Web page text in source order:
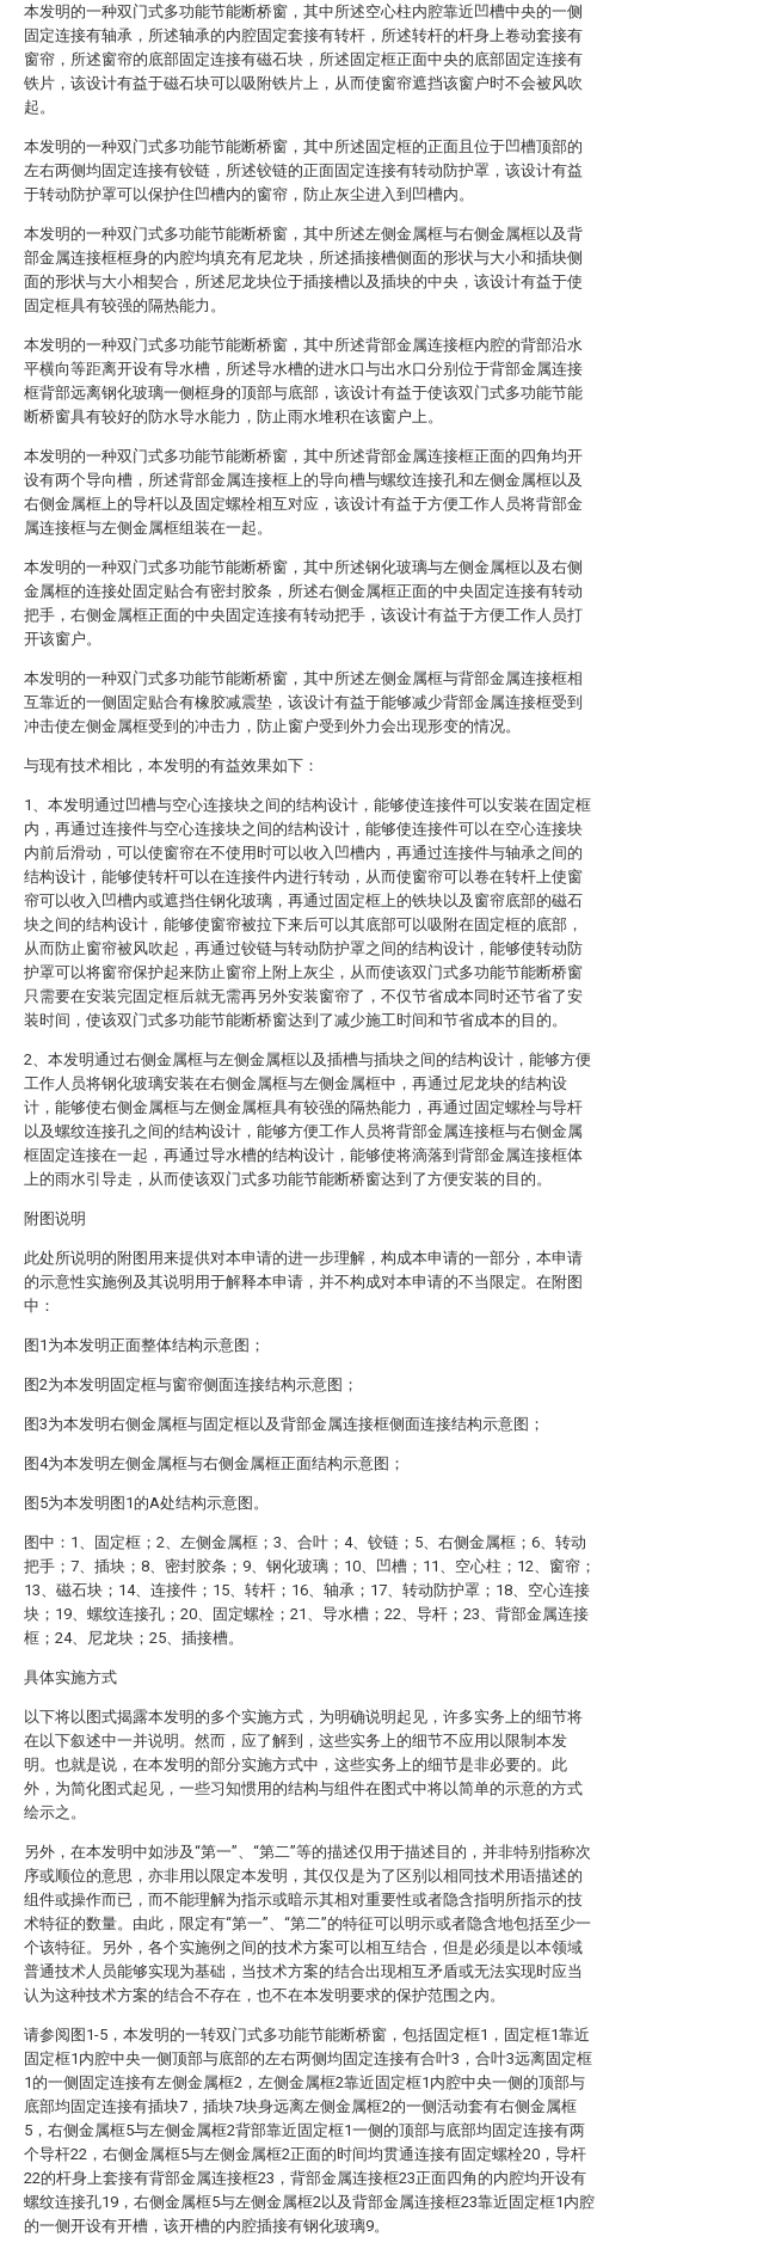
本发明的一种双门式多功能节能断桥窗，其中所述空心柱内腔靠近凹槽中央的一侧
固定连接有轴承，所述轴承的内腔固定套接有转杆，所述转杆的杆身上卷动套接有
窗帘，所述窗帘的底部固定连接有磁石块，所述固定框正面中央的底部固定连接有
铁片，该设计有益于磁石块可以吸附铁片上，从而使窗帘遮挡该窗户时不会被风吹
起。
本发明的一种双门式多功能节能断桥窗，其中所述固定框的正面且位于凹槽顶部的
左右两侧均固定连接有铰链，所述铰链的正面固定连接有转动防护罩，该设计有益
于转动防护罩可以保护住凹槽内的窗帘，防止灰尘进入到凹槽内。
本发明的一种双门式多功能节能断桥窗，其中所述左侧金属框与右侧金属框以及背
部金属连接框框身的内腔均填充有尼龙块，所述插接槽侧面的形状与大小和插块侧
面的形状与大小相契合，所述尼龙块位于插接槽以及插块的中央，该设计有益于使
固定框具有较强的隔热能力。
本发明的一种双门式多功能节能断桥窗，其中所述背部金属连接框内腔的背部沿水
平横向等距离开设有导水槽，所述导水槽的进水口与出水口分别位于背部金属连接
框背部远离钢化玻璃一侧框身的顶部与底部，该设计有益于使该双门式多功能节能
断桥窗具有较好的防水导水能力，防止雨水堆积在该窗户上。
本发明的一种双门式多功能节能断桥窗，其中所述背部金属连接框正面的四角均开
设有两个导向槽，所述背部金属连接框上的导向槽与螺纹连接孔和左侧金属框以及
右侧金属框上的导杆以及固定螺栓相互对应，该设计有益于方便工作人员将背部金
属连接框与左侧金属框组装在一起。
本发明的一种双门式多功能节能断桥窗，其中所述钢化玻璃与左侧金属框以及右侧
金属框的连接处固定贴合有密封胶条，所述右侧金属框正面的中央固定连接有转动
把手，右侧金属框正面的中央固定连接有转动把手，该设计有益于方便工作人员打
开该窗户。
本发明的一种双门式多功能节能断桥窗，其中所述左侧金属框与背部金属连接框相
互靠近的一侧固定贴合有橡胶减震垫，该设计有益于能够减少背部金属连接框受到
冲击使左侧金属框受到的冲击力，防止窗户受到外力会出现形变的情况。
与现有技术相比，本发明的有益效果如下：
1、本发明通过凹槽与空心连接块之间的结构设计，能够使连接件可以安装在固定框
内，再通过连接件与空心连接块之间的结构设计，能够使连接件可以在空心连接块
内前后滑动，可以使窗帘在不使用时可以收入凹槽内，再通过连接件与轴承之间的
结构设计，能够使转杆可以在连接件内进行转动，从而使窗帘可以卷在转杆上使窗
帘可以收入凹槽内或遮挡住钢化玻璃，再通过固定框上的铁块以及窗帘底部的磁石
块之间的结构设计，能够使窗帘被拉下来后可以其底部可以吸附在固定框的底部，
从而防止窗帘被风吹起，再通过铰链与转动防护罩之间的结构设计，能够使转动防
护罩可以将窗帘保护起来防止窗帘上附上灰尘，从而使该双门式多功能节能断桥窗
只需要在安装完固定框后就无需再另外安装窗帘了，不仅节省成本同时还节省了安
装时间，使该双门式多功能节能断桥窗达到了减少施工时间和节省成本的目的。
2、本发明通过右侧金属框与左侧金属框以及插槽与插块之间的结构设计，能够方便
工作人员将钢化玻璃安装在右侧金属框与左侧金属框中，再通过尼龙块的结构设
计，能够使右侧金属框与左侧金属框具有较强的隔热能力，再通过固定螺栓与导杆
以及螺纹连接孔之间的结构设计，能够方便工作人员将背部金属连接框与右侧金属
框固定连接在一起，再通过导水槽的结构设计，能够使将滴落到背部金属连接框体
上的雨水引导走，从而使该双门式多功能节能断桥窗达到了方便安装的目的。
附图说明
此处所说明的附图用来提供对本申请的进一步理解，构成本申请的一部分，本申请
的示意性实施例及其说明用于解释本申请，并不构成对本申请的不当限定。在附图
中：
图1为本发明正面整体结构示意图；
图2为本发明固定框与窗帘侧面连接结构示意图；
图3为本发明右侧金属框与固定框以及背部金属连接框侧面连接结构示意图；
图4为本发明左侧金属框与右侧金属框正面结构示意图；
图5为本发明图1的A处结构示意图。
图中：1、固定框；2、左侧金属框；3、合叶；4、铰链；5、右侧金属框；6、转动
把手；7、插块；8、密封胶条；9、钢化玻璃；10、凹槽；11、空心柱；12、窗帘；
13、磁石块；14、连接件；15、转杆；16、轴承；17、转动防护罩；18、空心连接
块；19、螺纹连接孔；20、固定螺栓；21、导水槽；22、导杆；23、背部金属连接
框；24、尼龙块；25、插接槽。
具体实施方式
以下将以图式揭露本发明的多个实施方式，为明确说明起见，许多实务上的细节将
在以下叙述中一并说明。然而，应了解到，这些实务上的细节不应用以限制本发
明。也就是说，在本发明的部分实施方式中，这些实务上的细节是非必要的。此
外，为简化图式起见，一些习知惯用的结构与组件在图式中将以简单的示意的方式
绘示之。
另外，在本发明中如涉及“第一”、“第二”等的描述仅用于描述目的，并非特别指称次
序或顺位的意思，亦非用以限定本发明，其仅仅是为了区别以相同技术用语描述的
组件或操作而已，而不能理解为指示或暗示其相对重要性或者隐含指明所指示的技
术特征的数量。由此，限定有“第一”、“第二”的特征可以明示或者隐含地包括至少一
个该特征。另外，各个实施例之间的技术方案可以相互结合，但是必须是以本领域
普通技术人员能够实现为基础，当技术方案的结合出现相互矛盾或无法实现时应当
认为这种技术方案的结合不存在，也不在本发明要求的保护范围之内。
请参阅图1-5，本发明的一转双门式多功能节能断桥窗，包括固定框1，固定框1靠近
固定框1内腔中央一侧顶部与底部的左右两侧均固定连接有合叶3，合叶3远离固定框
1的一侧固定连接有左侧金属框2，左侧金属框2靠近固定框1内腔中央一侧的顶部与
底部均固定连接有插块7，插块7块身远离左侧金属框2的一侧活动套有右侧金属框
5，右侧金属框5与左侧金属框2背部靠近固定框1一侧的顶部与底部均固定连接有两
个导杆22，右侧金属框5与左侧金属框2正面的时间均贯通连接有固定螺栓20，导杆
22的杆身上套接有背部金属连接框23，背部金属连接框23正面四角的内腔均开设有
螺纹连接孔19，右侧金属框5与左侧金属框2以及背部金属连接框23靠近固定框1内腔
的一侧开设有开槽，该开槽的内腔插接有钢化玻璃9。